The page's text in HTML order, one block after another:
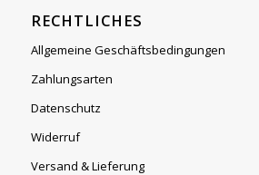
RECHTLICHES
Allgemeine Geschäftsbedingungen
Zahlungsarten
Datenschutz
Widerruf
Versand & Lieferung